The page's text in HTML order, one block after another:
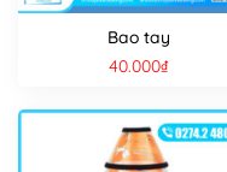
Bao tay
40.000₫